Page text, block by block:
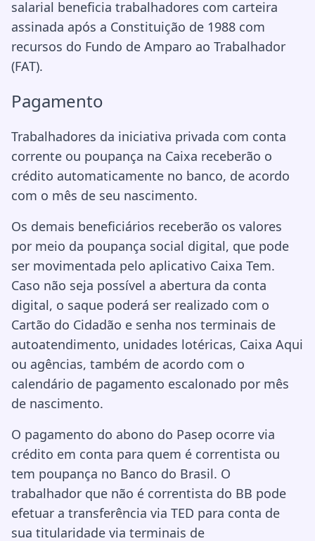
salarial beneficia trabalhadores com carteira
assinada após a Constituição de 1988 com
recursos do Fundo de Amparo ao Trabalhador
(FAT).
Pagamento
Trabalhadores da iniciativa privada com conta
corrente ou poupança na Caixa receberão o
crédito automaticamente no banco, de acordo
com o mês de seu nascimento.
Os demais beneficiários receberão os valores
por meio da poupança social digital, que pode
ser movimentada pelo aplicativo Caixa Tem.
Caso não seja possível a abertura da conta
digital, o saque poderá ser realizado com o
Cartão do Cidadão e senha nos terminais de
autoatendimento, unidades lotéricas, Caixa Aqui
ou agências, também de acordo com o
calendário de pagamento escalonado por mês
de nascimento.
O pagamento do abono do Pasep ocorre via
crédito em conta para quem é correntista ou
tem poupança no Banco do Brasil. O
trabalhador que não é correntista do BB pode
efetuar a transferência via TED para conta de
sua titularidade via terminais de